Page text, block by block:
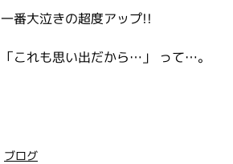
一番大泣きの超度アップ!!
「これも思い出だから…」 って…。
ブログ